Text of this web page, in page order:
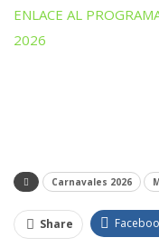
ENLACE AL
2026
Carnavales 2026
Share